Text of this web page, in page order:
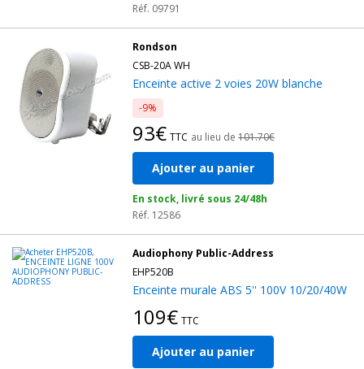
Réf. 09791
Rondson
CSB-20A WH
Enceinte active 2 voies 20W blanche
-9%
93€ TTC au lieu de 101.70€
Ajouter au panier
En stock, livré sous 24/48h
Réf. 12586
Audiophony Public-Address
EHP520B
Enceinte murale ABS 5'' 100V 10/20/40W
109€ TTC
Ajouter au panier